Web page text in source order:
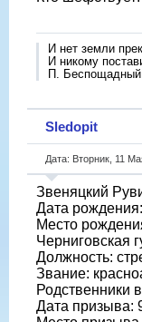
И нет земли
И никому
П. Беспощадный
Sledopit
Дата: Вторник, 11
Звеняцкий
Дата
Место
Черниговская
Должность:
Звание:
Родственники
Дата призыва: